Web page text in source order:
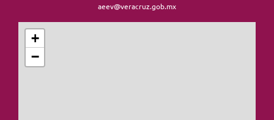
aeev@veracruz.gob.mx
+
−